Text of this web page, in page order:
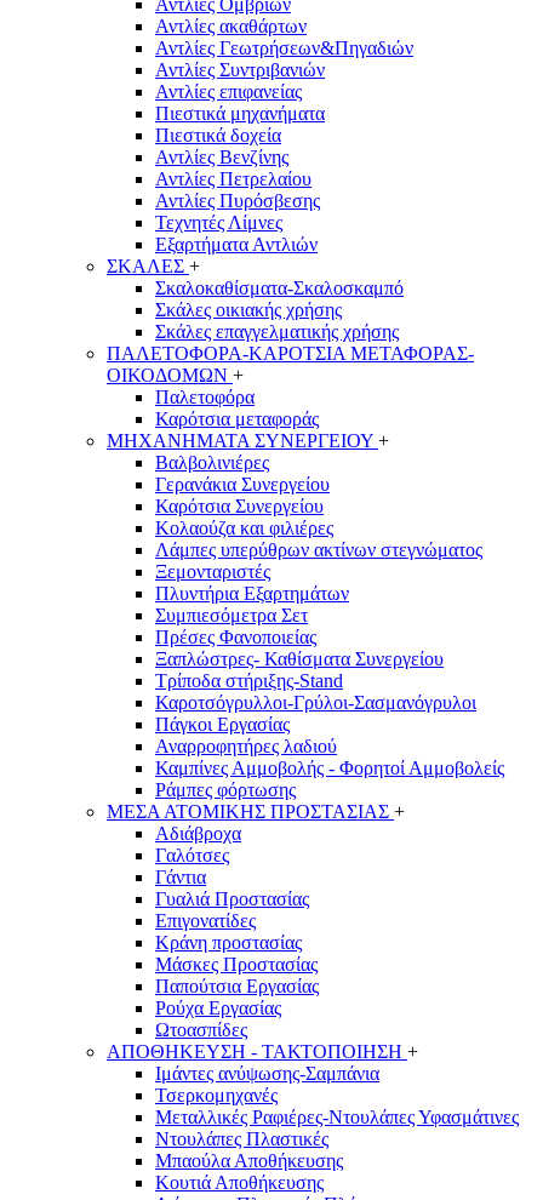
Αντλίες Ομβρίων
Αντλίες ακαθάρτων
Αντλίες Γεωτρήσεων&Πηγαδιών
Αντλίες Συντριβανιών
Αντλίες επιφανείας
Πιεστικά μηχανήματα
Πιεστικά δοχεία
Αντλίες Βενζίνης
Αντλίες Πετρελαίου
Αντλίες Πυρόσβεσης
Τεχνητές Λίμνες
Εξαρτήματα Αντλιών
ΣΚΑΛΕΣ +
Σκαλοκαθίσματα-Σκαλοσκαμπό
Σκάλες οικιακής χρήσης
Σκάλες επαγγελματικής χρήσης
ΠΑΛΕΤΟΦΟΡΑ-ΚΑΡΟΤΣΙΑ ΜΕΤΑΦΟΡΑΣ-
ΟΙΚΟΔΟΜΩΝ +
Παλετοφόρα
Καρότσια μεταφοράς
ΜΗΧΑΝΗΜΑΤΑ ΣΥΝΕΡΓΕΙΟΥ +
Βαλβολινιέρες
Γερανάκια Συνεργείου
Καρότσια Συνεργείου
Κολαούζα και φιλιέρες
Λάμπες υπερύθρων ακτίνων στεγνώματος
Ξεμονταριστές
Πλυντήρια Εξαρτημάτων
Συμπιεσόμετρα Σετ
Πρέσες Φανοποιείας
Ξαπλώστρες- Καθίσματα Συνεργείου
Τρίποδα στήριξης-Stand
Καροτσόγρυλλοι-Γρύλοι-Σασμανόγρυλοι
Πάγκοι Εργασίας
Αναρροφητήρες λαδιού
Καμπίνες Αμμοβολής - Φορητοί Αμμοβολείς
Ράμπες φόρτωσης
ΜΕΣΑ ΑΤΟΜΙΚΗΣ ΠΡΟΣΤΑΣΙΑΣ +
Αδιάβροχα
Γαλότσες
Γάντια
Γυαλιά Προστασίας
Επιγονατίδες
Κράνη προστασίας
Μάσκες Προστασίας
Παπούτσια Εργασίας
Ρούχα Εργασίας
Ωτοασπίδες
ΑΠΟΘΗΚΕΥΣΗ - ΤΑΚΤΟΠΟΙΗΣΗ +
Ιμάντες ανύψωσης-Σαμπάνια
Τσερκομηχανές
Μεταλλικές Ραφιέρες-Ντουλάπες Υφασμάτινες
Ντουλάπες Πλαστικές
Μπαούλα Αποθήκευσης
Κουτιά Αποθήκευσης